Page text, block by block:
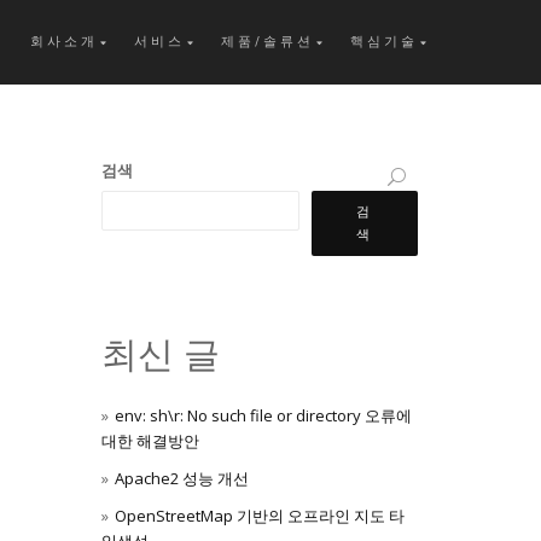
회사소개 서비스 제품/솔류션 핵심기술
검색
검
색
최신 글
env: sh\r: No such file or directory 오류에
대한 해결방안
Apache2 성능 개선
OpenStreetMap 기반의 오프라인 지도 타